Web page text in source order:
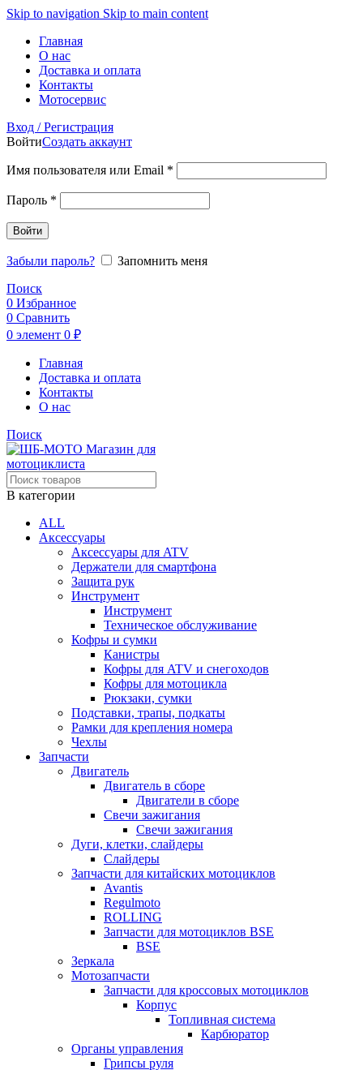
Skip to navigation Skip to main content
Главная
О нас
Доставка и оплата
Контакты
Мотосервис
Вход / Регистрация
ВойтиСоздать аккаунт
Имя пользователя или Email *
Пароль *
Войти
Забыли пароль?
Запомнить меня
Поиск
0 Избранное
0 Сравнить
0 элемент 0 ₽
Главная
Доставка и оплата
Контакты
О нас
Поиск
В категории
ALL
Аксессуары
Аксессуары для ATV
Держатели для смартфона
Защита рук
Инструмент
Инструмент
Техническое обслуживание
Кофры и сумки
Канистры
Кофры для ATV и снегоходов
Кофры для мотоцикла
Рюкзаки, сумки
Подставки, трапы, подкаты
Рамки для крепления номера
Чехлы
Запчасти
Двигатель
Двигатель в сборе
Двигатели в сборе
Свечи зажигания
Свечи зажигания
Дуги, клетки, слайдеры
Слайдеры
Запчасти для китайских мотоциклов
Avantis
Regulmoto
ROLLING
Запчасти для мотоциклов BSE
BSE
Зеркала
Мотозапчасти
Запчасти для кроссовых мотоциклов
Корпус
Топливная система
Карбюратор
Органы управления
Грипсы руля